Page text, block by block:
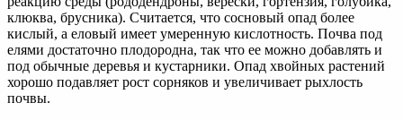
клюква, брусника). Считается, что сосновый опад более
кислый, а еловый имеет умеренную кислотность. Почва под
елями достаточно плодородна, так что ее можно добавлять и
под обычные деревья и кустарники. Опад хвойных растений
хорошо подавляет рост сорняков и увеличивает рыхлость
почвы.